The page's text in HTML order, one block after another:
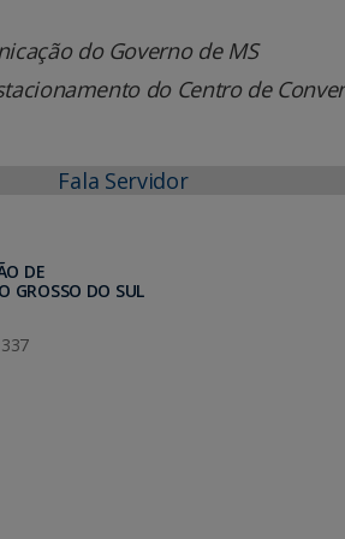
do Governo de MS
do Centro de
Fala Servidor
DE
GROSSO DO SUL